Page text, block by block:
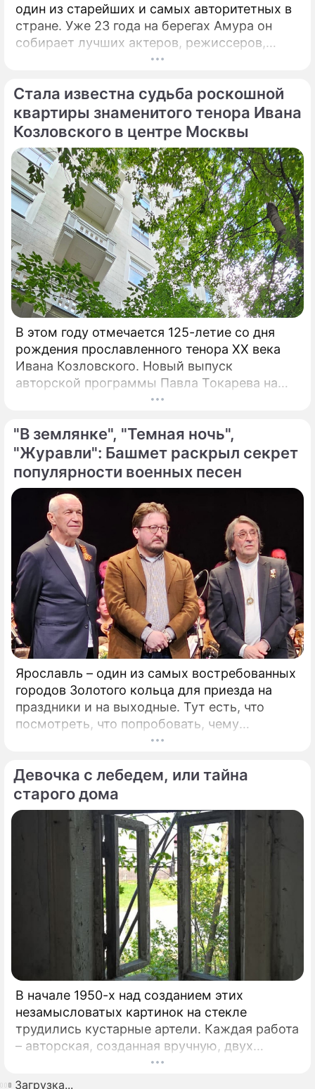
один из старейших и самых авторитетных в
стране. Уже 23 года на берегах Амура он
собирает лучших актеров, режиссеров,
который проходит в Благовещенске, назвал
победителей. Это те ленты и спектакли,
которые обязательно надо посмотреть!
Зрителями фестиваля стали больше 17
тысяч человек, а гостями – свыше 400
человек.
Стала известна судьба роскошной
квартиры знаменитого тенора Ивана
Козловского в центре Москвы
В этом году отмечается 125-летие со дня
рождения прославленного тенора XX века
Ивана Козловского. Новый выпуск
авторской программы Павла Токарева на
платформе VK "Сады искусств" посвящен
столетия Козловский являлся не просто
популярным певцом, а считался богом и
идолом для всего советского народа", –
говорит Токарев.
"В землянке", "Темная ночь",
"Журавли": Башмет раскрыл секрет
популярности военных песен
Ярославль – один из самых востребованных
городов Золотого кольца для приезда на
праздники и на выходные. Тут есть, что
посмотреть, что попробовать, чему
удивиться. Популяризации города во многом
на протяжении 17 лет устраивает тут
Международный музыкальный фестиваль.
Этот форум, который проводит самый
известный альтист и дирижер страны, –
явление уникальное.
Девочка с лебедем, или тайна
старого дома
В начале 1950-х над созданием этих
незамысловатых картинок на стекле
трудились кустарные артели. Каждая работа
– авторская, созданная вручную, двух
одинаковых не было. Сегодня это искусство
называют наивным, но в ту пору сколько
Загрузка...